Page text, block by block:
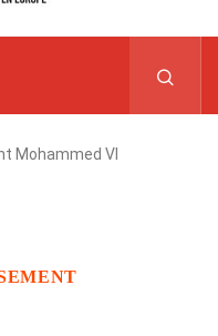
Mohammed VI